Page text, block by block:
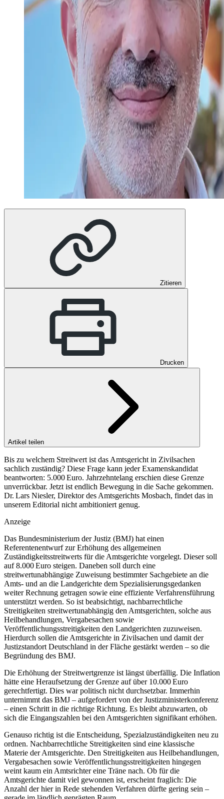
Zitieren
Drucken
Artikel teilen
Bis zu welchem Streitwert ist das Amtsgericht in Zivilsachen
sachlich zuständig? Diese Frage kann jeder Examenskandidat
beantworten: 5.000 Euro. Jahrzehntelang erschien diese Grenze
unverrückbar. Jetzt ist endlich Bewegung in die Sache gekommen.
Dr. Lars Niesler, Direktor des Amtsgerichts Mosbach, findet das in
unserem Editorial nicht ambitioniert genug.
Anzeige
Das Bundesministerium der Justiz (BMJ) hat einen
Referentenentwurf zur Erhöhung des all­gemeinen
Zuständigkeitsstreitwerts für die Amtsgerichte vorgelegt. Dieser soll
auf 8.000 Euro steigen. Daneben soll durch eine
streitwertunabhängige Zuweisung ­bestimmter Sachgebiete an die
Amts- und an die Landgerichte dem Spezialisierungsgedanken
weiter Rechnung getragen sowie eine effiziente Verfahrensführung
unterstützt werden. So ist beabsichtigt, nachbarrechtliche
Streitigkeiten streitwertunabhängig den Amtsgerichten, solche aus
Heilbehandlungen, Vergabesachen sowie
Veröffentlichungsstreitigkeiten den Landgerichten zuzuweisen.
Hierdurch sollen die Amtsgerichte in Zivil­sachen und damit der
Justizstandort Deutschland in der Fläche gestärkt werden – so die
Begründung des BMJ.
Die Erhöhung der Streitwertgrenze ist längst überfällig. Die Inflation
hätte eine Heraufsetzung der Grenze auf über 10.000 Euro
gerechtfertigt. Dies war politisch nicht durchsetzbar. Immerhin
unternimmt das BMJ – aufgefordert von der ­Justizministerkonferenz
– einen Schritt in die richtige Richtung. Es bleibt abzuwarten, ob
sich die Eingangszahlen bei den Amtsgerichten signifikant erhöhen.
Genauso richtig ist die Entscheidung, Spezialzuständigkeiten neu zu
ordnen. Nachbarrechtliche Streitigkeiten sind eine klassische
Materie der Amtsgerichte. Den Streitig­keiten aus Heilbehandlungen,
Vergabesachen sowie Veröffentlichungsstreitigkeiten hingegen
weint kaum ein Amtsrichter eine Träne nach. Ob für die
Amtsgerichte damit viel gewonnen ist, erscheint fraglich: Die
Anzahl der hier in Rede stehenden Verfahren dürfte gering sein –